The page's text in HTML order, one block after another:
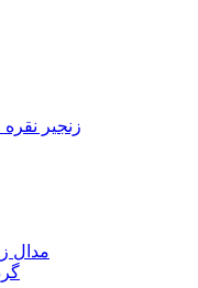
زنجیر نقره
مدال